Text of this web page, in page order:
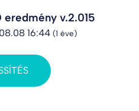
eredmény v.2.015
16:44 (1 éve)